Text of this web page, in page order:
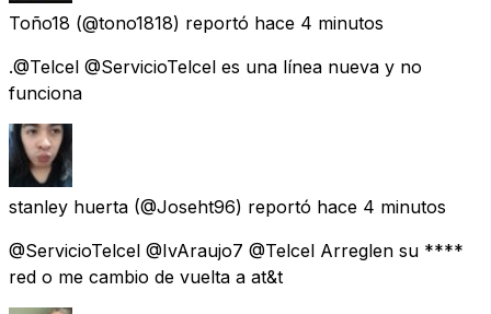
Toño18 (@tono1818) reportó hace 4 minutos
.@Telcel @ServicioTelcel es una línea nueva y no
funciona
stanley huerta (@Joseht96) reportó hace 4 minutos
@ServicioTelcel @IvAraujo7 @Telcel Arreglen su ****
red o me cambio de vuelta a at&t